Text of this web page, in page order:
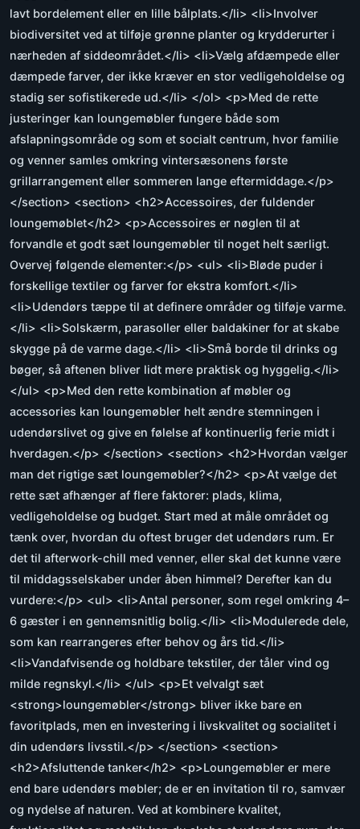
lavt bordelement eller en lille bålplats.</li> <li>Involver
biodiversitet ved at tilføje grønne planter og krydderurter i
nærheden af siddeområdet.</li> <li>Vælg afdæmpede eller
dæmpede farver, der ikke kræver en stor vedligeholdelse og
stadig ser sofistikerede ud.</li> </ol> <p>Med de rette
justeringer kan loungemøbler fungere både som
afslapningsområde og som et socialt centrum, hvor familie
og venner samles omkring vintersæsonens første
grillarrangement eller sommeren lange eftermiddage.</p>
</section> <section> <h2>Accessoires, der fuldender
loungemøblet</h2> <p>Accessoires er nøglen til at
forvandle et godt sæt loungemøbler til noget helt særligt.
Overvej følgende elementer:</p> <ul> <li>Bløde puder i
forskellige textiler og farver for ekstra komfort.</li>
<li>Udendørs tæppe til at definere områder og tilføje varme.
</li> <li>Solskærm, parasoller eller baldakiner for at skabe
skygge på de varme dage.</li> <li>Små borde til drinks og
bøger, så aftenen bliver lidt mere praktisk og hyggelig.</li>
</ul> <p>Med den rette kombination af møbler og
accessories kan loungemøbler helt ændre stemningen i
udendørslivet og give en følelse af kontinuerlig ferie midt i
hverdagen.</p> </section> <section> <h2>Hvordan vælger
man det rigtige sæt loungemøbler?</h2> <p>At vælge det
rette sæt afhænger af flere faktorer: plads, klima,
vedligeholdelse og budget. Start med at måle området og
tænk over, hvordan du oftest bruger det udendørs rum. Er
det til afterwork-chill med venner, eller skal det kunne være
til middagsselskaber under åben himmel? Derefter kan du
vurdere:</p> <ul> <li>Antal personer, som regel omkring 4–
6 gæster i en gennemsnitlig bolig.</li> <li>Modulerede dele,
som kan rearrangeres efter behov og års tid.</li>
<li>Vandafvisende og holdbare tekstiler, der tåler vind og
milde regnskyl.</li> </ul> <p>Et velvalgt sæt
<strong>loungemøbler</strong> bliver ikke bare en
favoritplads, men en investering i livskvalitet og socialitet i
din udendørs livsstil.</p> </section> <section>
<h2>Afsluttende tanker</h2> <p>Loungemøbler er mere
end bare udendørs møbler; de er en invitation til ro, samvær
og nydelse af naturen. Ved at kombinere kvalitet,